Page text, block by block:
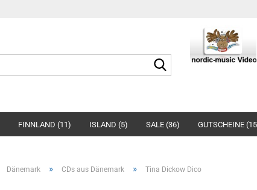
Suche...
FINNLAND (11) ISLAND (5) SALE (36) GUTSCHEINE
Dänemark » CDs aus Dänemark » Tina Dickow Dico